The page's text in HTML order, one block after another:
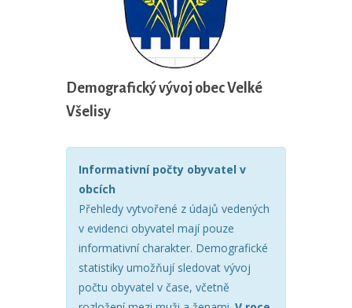
Demografický vývoj obec Velké
Všelisy
Informativní počty obyvatel v
obcích
Přehledy vytvořené z údajů vedených
v evidenci obyvatel mají pouze
informativní charakter. Demografické
statistiky umožňují sledovat vývoj
počtu obyvatel v čase, včetně